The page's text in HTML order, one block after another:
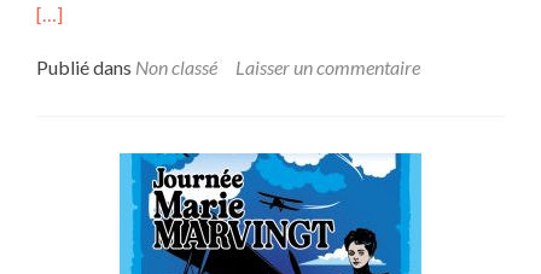
[…]
Publié dans Non classé Laisser un commentaire